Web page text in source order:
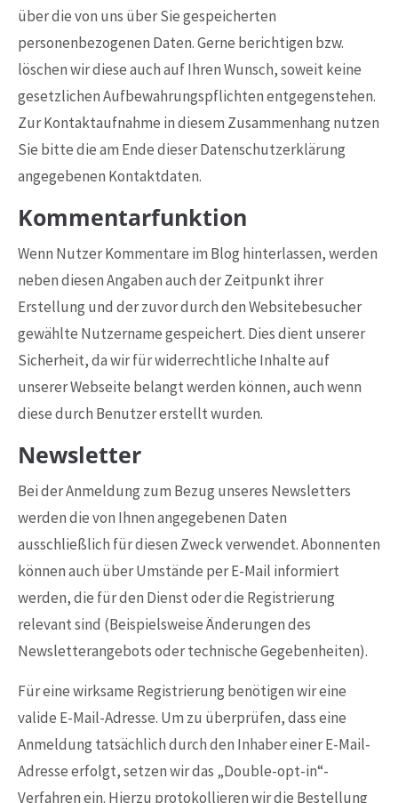
über die von uns über Sie gespeicherten
personenbezogenen Daten. Gerne berichtigen bzw.
löschen wir diese auch auf Ihren Wunsch, soweit keine
gesetzlichen Aufbewahrungspflichten entgegenstehen.
Zur Kontaktaufnahme in diesem Zusammenhang nutzen
Sie bitte die am Ende dieser Datenschutzerklärung
angegebenen Kontaktdaten.
Kommentarfunktion
Wenn Nutzer Kommentare im Blog hinterlassen, werden
neben diesen Angaben auch der Zeitpunkt ihrer
Erstellung und der zuvor durch den Websitebesucher
gewählte Nutzername gespeichert. Dies dient unserer
Sicherheit, da wir für widerrechtliche Inhalte auf
unserer Webseite belangt werden können, auch wenn
diese durch Benutzer erstellt wurden.
Newsletter
Bei der Anmeldung zum Bezug unseres Newsletters
werden die von Ihnen angegebenen Daten
ausschließlich für diesen Zweck verwendet. Abonnenten
können auch über Umstände per E-Mail informiert
werden, die für den Dienst oder die Registrierung
relevant sind (Beispielsweise Änderungen des
Newsletterangebots oder technische Gegebenheiten).
Für eine wirksame Registrierung benötigen wir eine
valide E-Mail-Adresse. Um zu überprüfen, dass eine
Anmeldung tatsächlich durch den Inhaber einer E-Mail-
Adresse erfolgt, setzen wir das „Double-opt-in“-
Verfahren ein. Hierzu protokollieren wir die Bestellung